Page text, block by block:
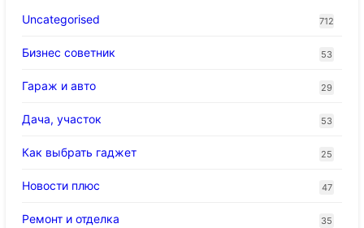
Uncategorised
712
Бизнес советник 53
Гараж и авто 29
Дача, участок 53
Как выбрать гаджет 25
Новости плюс 47
Ремонт и отделка 35